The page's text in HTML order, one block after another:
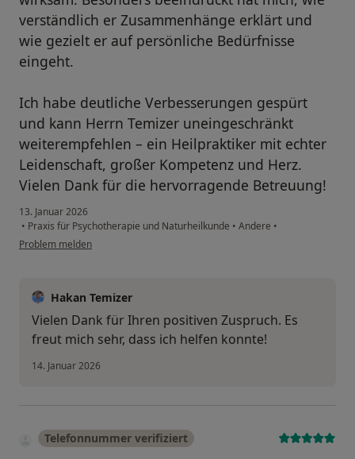
verständlich er Zusammenhänge erklärt und
wie gezielt er auf persönliche Bedürfnisse
eingeht.
Ich habe deutliche Verbesserungen gespürt
und kann Herrn Temizer uneingeschränkt
weiterempfehlen – ein Heilpraktiker mit echter
Leidenschaft, großer Kompetenz und Herz.
Vielen Dank für die hervorragende Betreuung!
13. Januar 2026
• Praxis für Psychotherapie und Naturheilkunde • Andere •
Problem melden
Hakan Temizer
Vielen Dank für Ihren positiven Zuspruch. Es
freut mich sehr, dass ich helfen konnte!
14. Januar 2026
Telefonnummer verifiziert